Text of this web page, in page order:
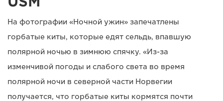
На фотографии «Ночной ужин» запечатлены
горбатые киты, которые едят сельдь, впавшую
полярной ночью в зимнюю спячку. «Из-за
изменчивой погоды и слабого света во время
полярной ночи в северной части Норвегии
получается, что горбатые киты кормятся почти